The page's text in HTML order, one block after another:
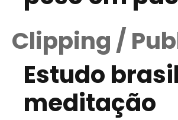
Clipping /
Estudo
meditação